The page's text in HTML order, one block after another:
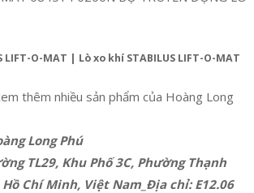
LIFT-O-MAT | Lò xo khí STABILUS LIFT-O-MAT
thêm nhiều sản phẩm của Hoàng Long
Long Phú
TL29, Khu Phố 3C, Phường Thạnh
Hồ Chí Minh, Việt Nam_Địa chỉ: E12.06